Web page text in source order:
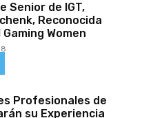
Senior de IGT,
Reconocida
Women
Profesionales de
su Experiencia